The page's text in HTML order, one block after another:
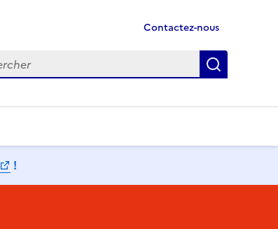
Contactez-nous
!